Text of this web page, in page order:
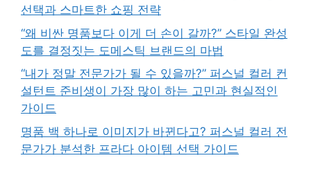
선택과 스마트한 쇼핑 전략
“왜 비싼 명품보다 이게 더 손이 갈까?” 스타일 완성
도를 결정짓는 도메스틱 브랜드의 마법
“내가 정말 전문가가 될 수 있을까?” 퍼스널 컬러 컨
설턴트 준비생이 가장 많이 하는 고민과 현실적인
가이드
명품 백 하나로 이미지가 바뀐다고? 퍼스널 컬러 전
문가가 분석한 프라다 아이템 선택 가이드